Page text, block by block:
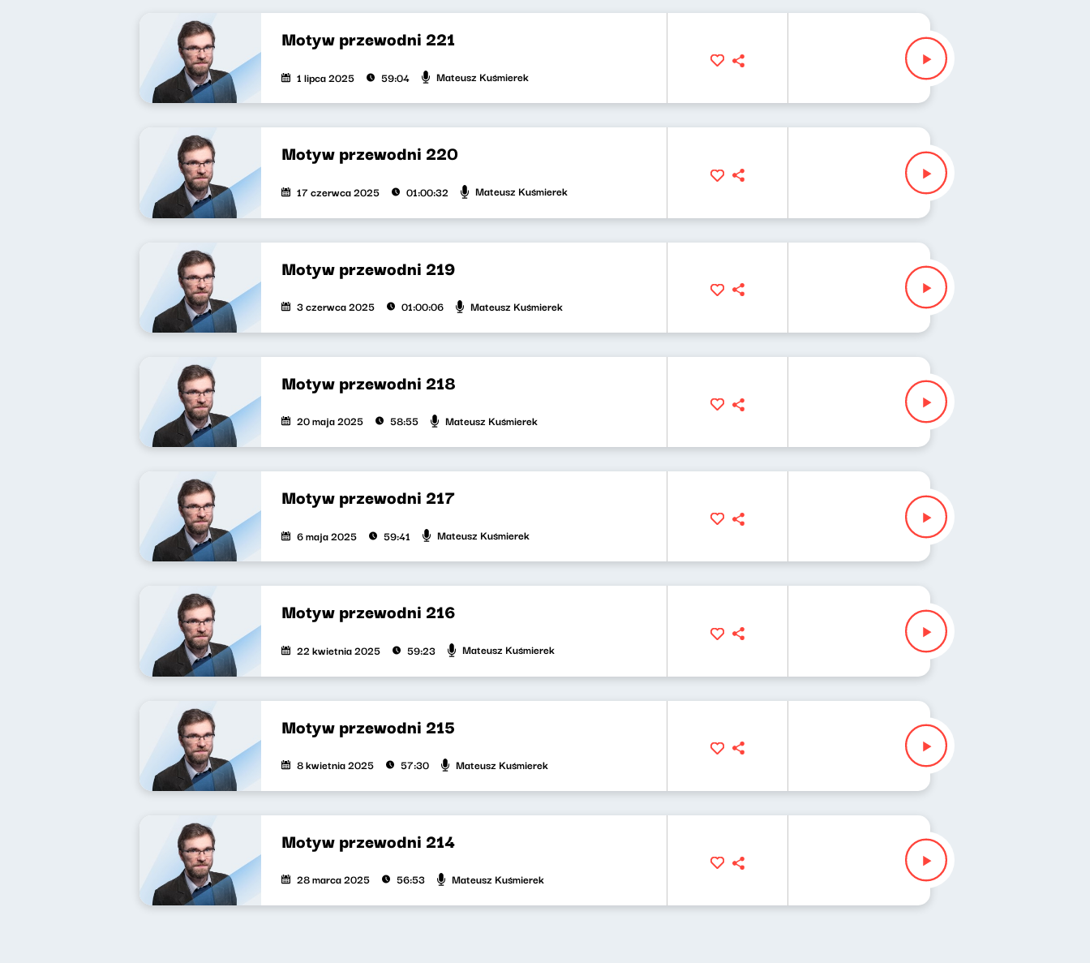
Motyw przewodni 221
1 lipca 2025 59:04 Mateusz Kuśmierek
Motyw przewodni 220
17 czerwca 2025 01:00:32 Mateusz Kuśmierek
Motyw przewodni 219
3 czerwca 2025 01:00:06 Mateusz Kuśmierek
Motyw przewodni 218
20 maja 2025 58:55 Mateusz Kuśmierek
Motyw przewodni 217
6 maja 2025 59:41 Mateusz Kuśmierek
Motyw przewodni 216
22 kwietnia 2025 59:23 Mateusz Kuśmierek
Motyw przewodni 215
8 kwietnia 2025 57:30 Mateusz Kuśmierek
Motyw przewodni 214
28 marca 2025 56:53 Mateusz Kuśmierek